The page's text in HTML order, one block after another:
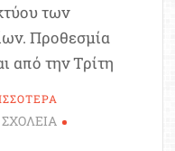
των
Προθεσμία
από την Τρίτη